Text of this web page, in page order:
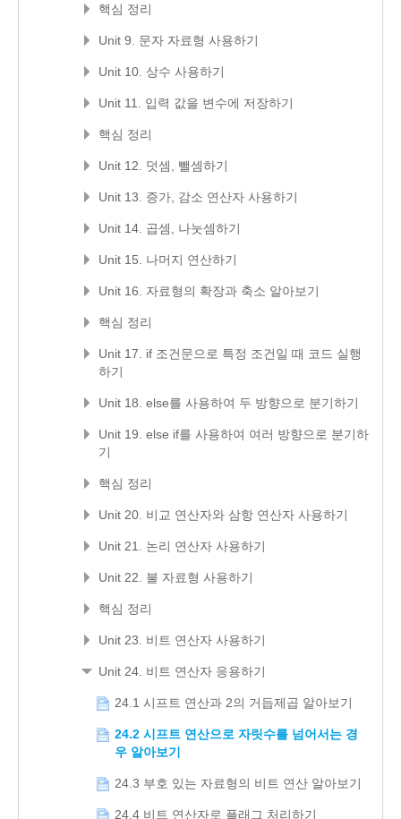
핵심 정리
Unit 9. 문자 자료형 사용하기
Unit 10. 상수 사용하기
Unit 11. 입력 값을 변수에 저장하기
핵심 정리
Unit 12. 덧셈, 뺄셈하기
Unit 13. 증가, 감소 연산자 사용하기
Unit 14. 곱셈, 나눗셈하기
Unit 15. 나머지 연산하기
Unit 16. 자료형의 확장과 축소 알아보기
핵심 정리
Unit 17. if 조건문으로 특정 조건일 때 코드 실행
하기
Unit 18. else를 사용하여 두 방향으로 분기하기
Unit 19. else if를 사용하여 여러 방향으로 분기하
기
핵심 정리
Unit 20. 비교 연산자와 삼항 연산자 사용하기
Unit 21. 논리 연산자 사용하기
Unit 22. 불 자료형 사용하기
핵심 정리
Unit 23. 비트 연산자 사용하기
Unit 24. 비트 연산자 응용하기
24.1 시프트 연산과 2의 거듭제곱 알아보기
24.2 시프트 연산으로 자릿수를 넘어서는 경
우 알아보기
24.3 부호 있는 자료형의 비트 연산 알아보기
24.4 비트 연산자로 플래그 처리하기